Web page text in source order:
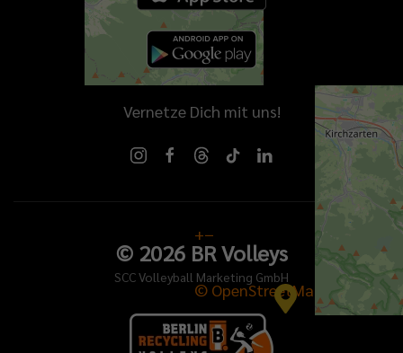
+−
© OpenStreetMap
Vernetze Dich mit uns!
© 2026BR Volleys
SCC Volleyball Marketing GmbH